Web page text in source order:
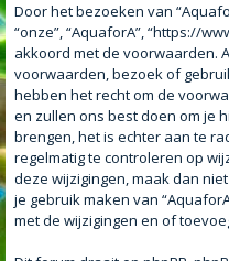
Door het bezoeken van
“onze”, “AquaforA”, “https://
akkoord met de voorwaarden.
voorwaarden, bezoek of
hebben het recht om de
en zullen ons best doen om je
brengen, het is echter aan te
regelmatig te controleren op
deze wijzigingen, maak dan
je gebruik maken van
met de wijzigingen en of